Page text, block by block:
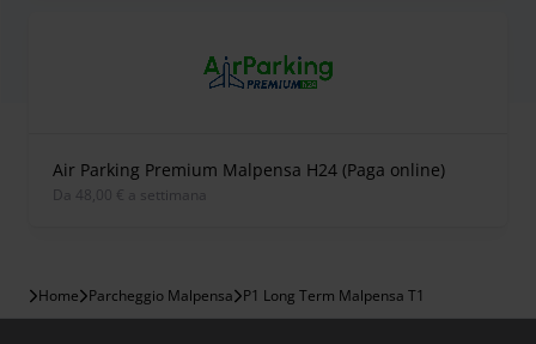
Air Parking Premium Malpensa H24 (Paga online)
Da 48,00 € a settimana
Home Parcheggio Malpensa P1 Long Term Malpensa T1